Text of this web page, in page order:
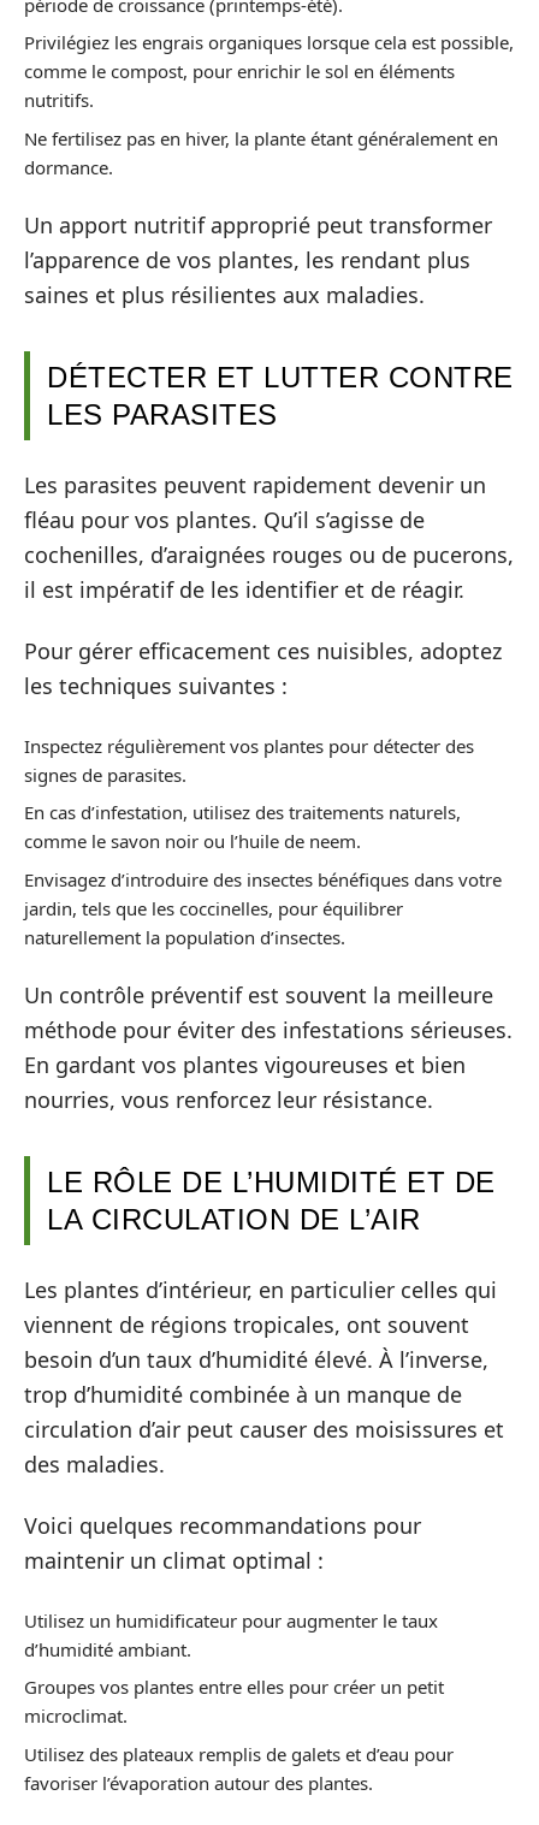
Privilégiez les engrais organiques lorsque cela est possible,
comme le compost, pour enrichir le sol en éléments
nutritifs.
Ne fertilisez pas en hiver, la plante étant généralement en
dormance.
Un apport nutritif approprié peut transformer
l’apparence de vos plantes, les rendant plus
saines et plus résilientes aux maladies.
DÉTECTER ET LUTTER CONTRE
LES PARASITES
Les parasites peuvent rapidement devenir un
fléau pour vos plantes. Qu’il s’agisse de
cochenilles, d’araignées rouges ou de pucerons,
il est impératif de les identifier et de réagir.
Pour gérer efficacement ces nuisibles, adoptez
les techniques suivantes :
Inspectez régulièrement vos plantes pour détecter des
signes de parasites.
En cas d’infestation, utilisez des traitements naturels,
comme le savon noir ou l’huile de neem.
Envisagez d’introduire des insectes bénéfiques dans votre
jardin, tels que les coccinelles, pour équilibrer
naturellement la population d’insectes.
Un contrôle préventif est souvent la meilleure
méthode pour éviter des infestations sérieuses.
En gardant vos plantes vigoureuses et bien
nourries, vous renforcez leur résistance.
LE RÔLE DE L’HUMIDITÉ ET DE
LA CIRCULATION DE L’AIR
Les plantes d’intérieur, en particulier celles qui
viennent de régions tropicales, ont souvent
besoin d’un taux d’humidité élevé. À l’inverse,
trop d’humidité combinée à un manque de
circulation d’air peut causer des moisissures et
des maladies.
Voici quelques recommandations pour
maintenir un climat optimal :
Utilisez un humidificateur pour augmenter le taux
d’humidité ambiant.
Groupes vos plantes entre elles pour créer un petit
microclimat.
Utilisez des plateaux remplis de galets et d’eau pour
favoriser l’évaporation autour des plantes.